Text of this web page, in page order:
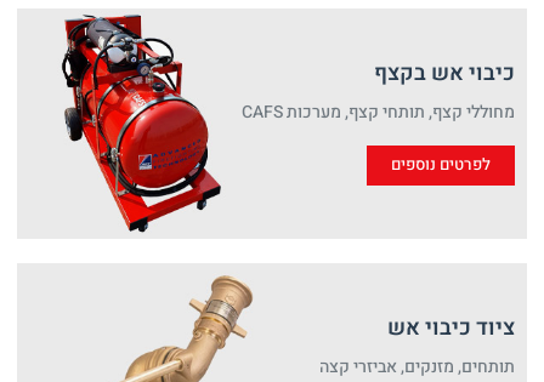
כיבוי אש בקצף
מחוללי קצף, תותחי קצף, מערכות CAFS
לפרטים נוספים
ציוד כיבוי אש
תותחים, מזנקים, אביזרי קצה